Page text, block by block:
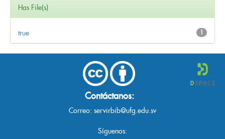
Has File(s)
1
true
Contáctanos:
Correo: servirbib@ufg.edu.sv
Síguenos: